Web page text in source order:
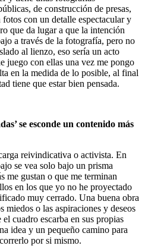
de construcción de presas,
con un detalle espectacular y
que da lugar a que la intención
a través de la fotografía, pero no
al lienzo, eso sería un acto
juego con ellas una vez me pongo
en la medida de lo posible, al final
tiene que estar bien pensada.
se esconde un contenido más
reivindicativa o activista. En
se vea solo bajo un prisma
me gustan o que me terminan
en los que yo no he proyectado
muy cerrado. Una buena obra
miedos o las aspiraciones y deseos
cuadro escarba en sus propias
idea y un pequeño camino para
por si mismo.